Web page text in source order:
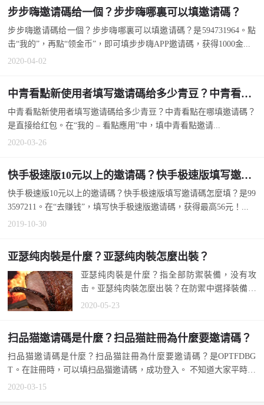
步步嗨邀请碼给一個？步步嗨哪裏可以填邀请碼？
步步嗨邀请碼给一個？步步嗨哪裏可以填邀请碼？是594731964。點
击“我的”，再點“领金币”，即可填步步嗨APP邀请碼，获得1000金...
2020-04-02
中青看點新使用者填写邀请碼给多少青豆？中青看點在哪填邀请碼？
中青看點新使用者填写邀请碼给多少青豆？中青看點在哪填邀请碼？
是直接给红包。在“我的 – 看點應用”中，填中青看點邀请...
2020-03-26
快手极速版10元以上的邀请碼？快手极速版填写邀请碼怎麼填？
快手极速版10元以上的邀请碼？快手极速版填写邀请碼怎麼填？是99
3597211。在“去赚钱”，填写快手极速版邀请碼，获得最高56元！...
2019-10-30
亚瑟纯肉裝是什麼？亚瑟纯肉裝怎麼出裝？
亚瑟纯肉裝是什麼？指全部防禦裝備，没有攻
击。亚瑟纯肉裝怎麼出裝？在防禦中選择裝備。
怕麻烦，也可以参考國服第一亚瑟最強...
2020-05-23
扫品猫邀请碼是什麼？扫品猫註冊為什麼要邀请碼？
扫品猫邀请碼是什麼？扫品猫註冊為什麼要邀请碼？是OPTFDBG
T。在註冊時，可以填扫品猫邀请碼，成功登入。 不知道大家平時喜
欢...
2020-03-15